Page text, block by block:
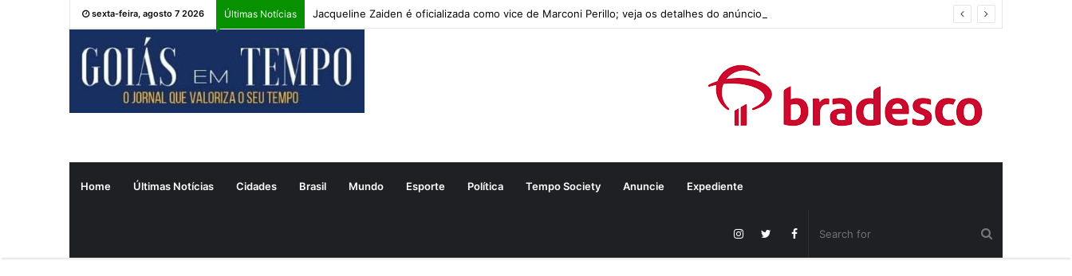
sexta-feira, agosto 7 2026 Últimas Notícias Jacqueline Zaiden é oficializada como vice de Marconi Perillo; veja os detalhes do anúncio
Home Últimas Notícias Cidades Brasil Mundo Esporte Política Tempo Society Anuncie Expediente